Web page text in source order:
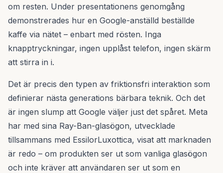
om resten. Under presentationens genomgång
demonstrerades hur en Google-anställd beställde
kaffe via nätet – enbart med rösten. Inga
knapptryckningar, ingen upplåst telefon, ingen skärm
att stirra in i.
Det är precis den typen av friktionsfri interaktion som
definierar nästa generations bärbara teknik. Och det
är ingen slump att Google väljer just det spåret. Meta
har med sina Ray-Ban-glasögon, utvecklade
tillsammans med EssilorLuxottica, visat att marknaden
är redo – om produkten ser ut som vanliga glasögon
och inte kräver att användaren ser ut som en